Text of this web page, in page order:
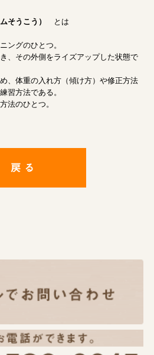
そうこう） とは
ングのひとつ。
、その外側をライズアップした状態で
、体重の入れ方（傾け方）や修正方法
習方法である。
法のひとつ。